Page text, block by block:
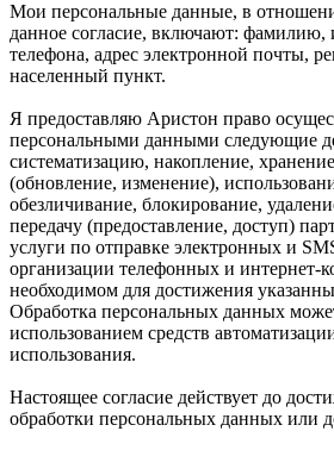
Мои персональные данные, в
данное согласие, включают: фамилию,
телефона, адрес электронной почты,
населенный пункт.
Я предоставляю Аристон право
персональными данными следующие
систематизацию, накопление,
(обновление, изменение),
обезличивание, блокирование,
передачу (предоставление, доступ)
услуги по отправке электронных и
организации телефонных и
необходимом для достижения
Обработка персональных данных
использованием средств
использования.
Настоящее согласие действует до
обработки персональных данных или